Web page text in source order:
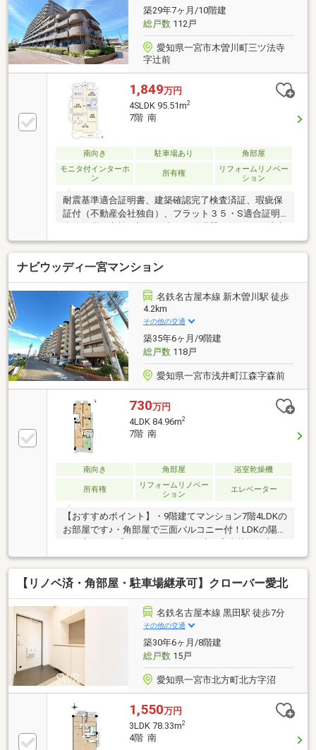
築29年7ヶ月/10階建
総戸数112戸
愛知県一宮市木曽川町三ツ法寺
字辻前
1,849万円
4SLDK 95.51m2
7階 南
南向き 駐車場あり
角部屋
モニタ付インターホ
ン
所有権
リフォームリノベー
ション
耐震基準適合証明書、建築確認完了検査済証、瑕疵保
証付（不動産会社独自）、フラット３５・S適合証明
10分以内、市街地が近い、内装リフォーム、南向き、
システムキッチン、角住戸、陽当り良好、ＬＤＫ１５
畳以上、対面式キッチン、セキュリティ充実、ワイド
バルコニー、３面採光、自走式駐車場、２面以上バル
コニー、南面バルコニー、平面駐車場、ＴＶモニタ付
インターホン、緑豊かな住宅地、通風良好、全居室フ
ローリング、ウォークインクローゼット、ペット相
談、エレベーター、駐輪場、食器洗乾燥機、バイク置
場
ナビウッディ一宮マンション
名鉄名古屋本線 新木曽川駅 徒歩
4.2km
その他の交通
築35年6ヶ月/9階建
総戸数118戸
愛知県一宮市浅井町江森字森前
730万円
4LDK 84.96m2
7階 南
南向き 角部屋 浴室乾燥機
所有権
リフォームリノベー
ション
エレベーター
【おすすめポイント】・9階建てマンション7階4LDKの
お部屋です♪・角部屋で三面バルコニー付！LDKの陽当
です◎・各居室ゆとりある間取りで、収納も充実して
おります。・周辺には、コンビニやドラッグストアな
ど暮らしに役立つ施設がございます！【リノベーショ
ンで理想の暮らしをしませんか？】弊社では、ご要望
に合わせた各種リノベーションのご相談も承ってお
り、ショールームを併設した商談スペースでお話がで
きます！ご内覧予約承っております！
【リノベ済・角部屋・駐車場継承可】クローバー愛北
名鉄名古屋本線 黒田駅 徒歩7分
その他の交通
築30年6ヶ月/8階建
総戸数15戸
愛知県一宮市北方町北方字沼
1,550万円
3LDK 78.33m2
4階 南